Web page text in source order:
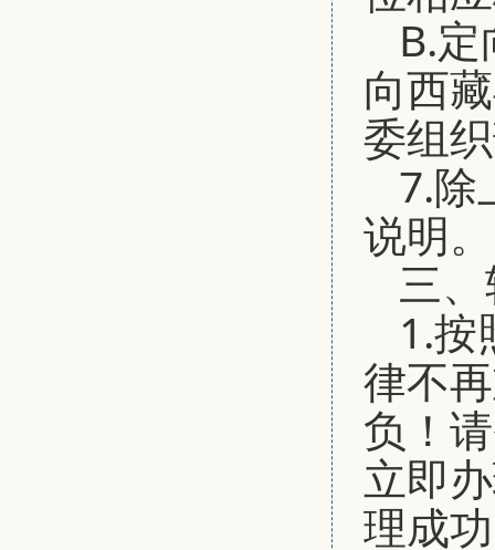
B.
向西
委组
7.除
说明。
三
1.按
律不
负！
立即
理成